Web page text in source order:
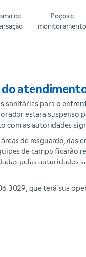
de
Poços e
monitoramento
sanitárias para o
estará suspenso
com as autoridades
de resguardo,
de campo ficarão
pelas autoridades
3029, que terá sua